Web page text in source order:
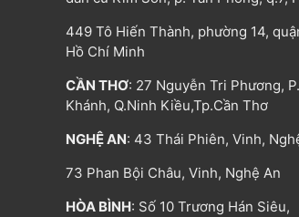
449 Tô Hiến Thành, phường 14,
Hồ Chí Minh
CẦN THƠ: 27 Nguyễn Tri Phương,
Khánh, Q.Ninh Kiều,Tp.Cần Thơ
NGHỆ AN: 43 Thái Phiên, Vinh,
73 Phan Bội Châu, Vinh, Nghệ An
HÒA BÌNH: Số 10 Trương Hán Siêu,